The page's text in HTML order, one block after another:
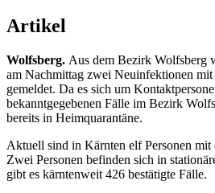
Artikel
Wolfsberg. Aus dem Bezirk Wolfsberg
am Nachmittag zwei Neuinfektionen
gemeldet. Da es sich um
bekanntgegebenen Fälle im Bezirk
bereits in Heimquarantäne.
Aktuell sind in Kärnten elf Personen
Zwei Personen befinden sich in
gibt es kärntenweit 426 bestätigte Fälle.